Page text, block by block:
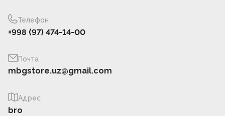
Телефон
+998 (97) 474-14-00
Почта
mbgstore.uz@gmail.com
Адрес
bro